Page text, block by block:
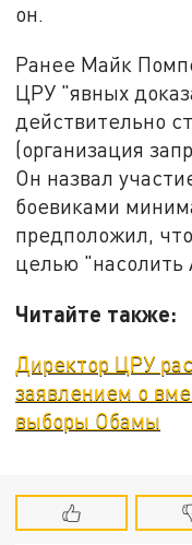
он.
Ранее Майк
ЦРУ "явных
действительно
(организация
Он назвал
боевиками
предположил,
целью "насолить
Читайте также:
Директор ЦРУ
заявлением о
выборы Обамы